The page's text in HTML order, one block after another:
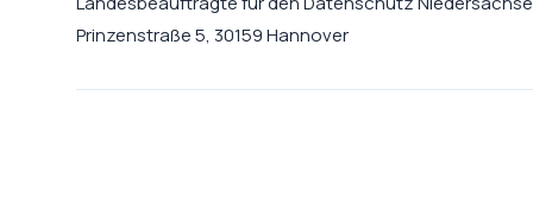
Prinzenstraße 5, 30159 Hannover